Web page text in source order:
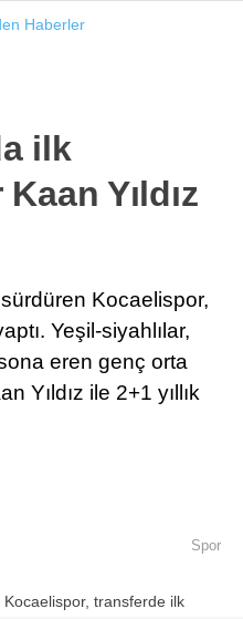
ilk
Yıldız
sürdüren Kocaelispor,
Yeşil-siyahlılar,
eren genç orta
Yıldız ile 2+1 yıllık
Spor